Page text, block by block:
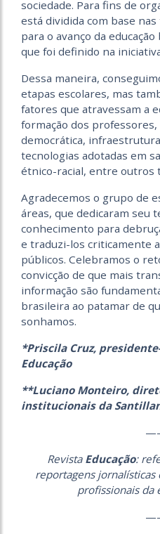
sociedade. Para fins de
está dividida com base
para o avanço da
que foi definido na iniciativa
Dessa maneira,
etapas escolares, mas
fatores que atravessam a
formação dos professores,
democrática,
tecnologias adotadas em
étnico-racial, entre outros
Agradecemos o grupo de
áreas, que dedicaram seu
conhecimento para
e traduzi-los criticamente
públicos. Celebramos o
convicção de que mais
informação são
brasileira ao patamar de
sonhamos.
*Priscila Cruz,
Educação
**Luciano Monteiro,
institucionais da
Revista Educação:
reportagens jornalísticas
profissionais da